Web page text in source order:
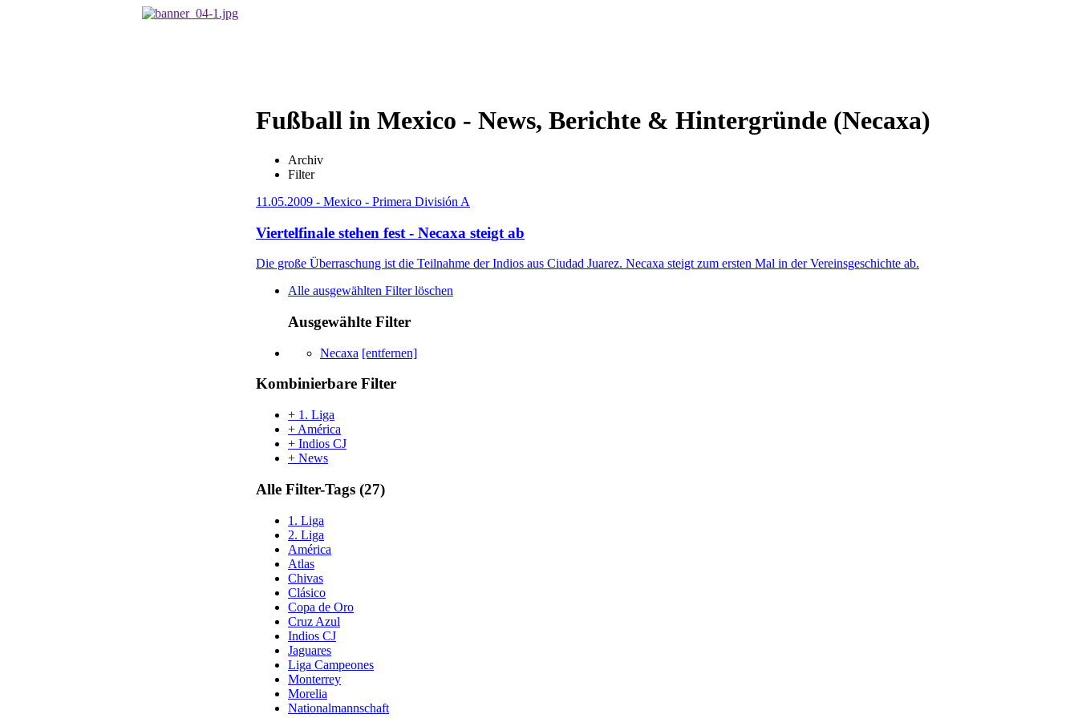
Fußball in Mexico - News, Berichte & Hintergründe (Necaxa)
Archiv
Filter
11.05.2009 - Mexico - Primera División A
Viertelfinale stehen fest - Necaxa steigt ab
Die große Überraschung ist die Teilnahme der Indios aus Ciudad Juarez. Necaxa steigt zum ersten Mal in der Vereinsgeschichte ab.
Alle ausgewählten Filter löschen
Ausgewählte Filter
Necaxa [entfernen]
Kombinierbare Filter
+ 1. Liga
+ América
+ Indios CJ
+ News
Alle Filter-Tags (27)
1. Liga
2. Liga
América
Atlas
Chivas
Clásico
Copa de Oro
Cruz Azul
Indios CJ
Jaguares
Liga Campeones
Monterrey
Morelia
Nationalmannschaft